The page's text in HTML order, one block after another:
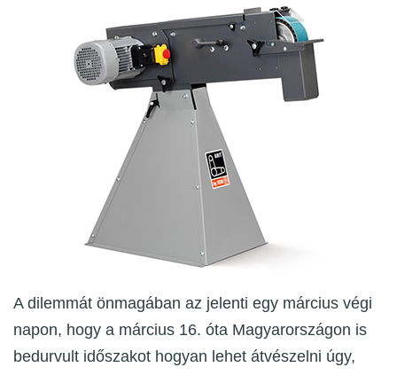
A dilemmát önmagában az jelenti egy március végi
napon, hogy a március 16. óta Magyarországon is
bedurvult időszakot hogyan lehet átvészelni úgy,